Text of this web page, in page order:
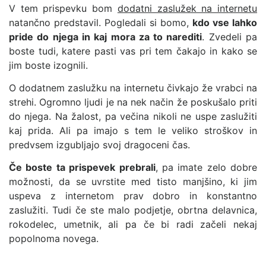
V tem prispevku bom dodatni zaslužek na internetu
natančno predstavil. Pogledali si bomo, kdo vse lahko
pride do njega in kaj mora za to narediti. Zvedeli pa
boste tudi, katere pasti vas pri tem čakajo in kako se
jim boste izognili.
O dodatnem zaslužku na internetu čivkajo že vrabci na
strehi. Ogromno ljudi je na nek način že poskušalo priti
do njega. Na žalost, pa večina nikoli ne uspe zaslužiti
kaj prida. Ali pa imajo s tem le veliko stroškov in
predvsem izgubljajo svoj dragoceni čas.
Če boste ta prispevek prebrali, pa imate zelo dobre
možnosti, da se uvrstite med tisto manjšino, ki jim
uspeva z internetom prav dobro in konstantno
zaslužiti. Tudi če ste malo podjetje, obrtna delavnica,
rokodelec, umetnik, ali pa če bi radi začeli nekaj
popolnoma novega.